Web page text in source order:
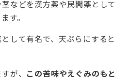
などを漢方薬や民間薬として
す。
して有名で、天ぷらにすると
が、 この苦味やえぐみのもと